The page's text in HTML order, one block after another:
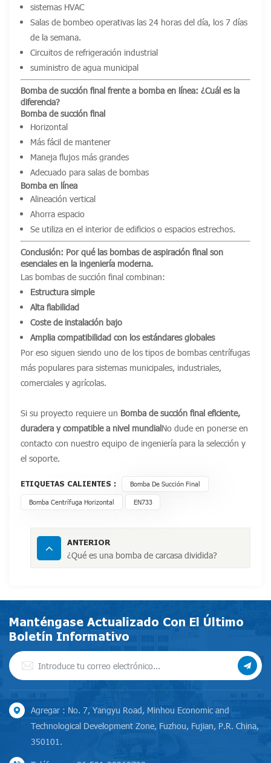
sistemas HVAC
Salas de bombeo operativas las 24 horas del día, los 7 días
de la semana.
Circuitos de refrigeración industrial
suministro de agua municipal
Bomba de succión final frente a bomba en línea: ¿Cuál es la
diferencia?
Bomba de succión final
Horizontal
Más fácil de mantener
Maneja flujos más grandes
Adecuado para salas de bombas
Bomba en línea
Alineación vertical
Ahorra espacio
Se utiliza en el interior de edificios o espacios estrechos.
Conclusión: Por qué las bombas de aspiración final son
esenciales en la ingeniería moderna.
Las bombas de succión final combinan:
Estructura simple
Alta fiabilidad
Coste de instalación bajo
Amplia compatibilidad con los estándares globales
Por eso siguen siendo uno de los tipos de bombas centrífugas
más populares para sistemas municipales, industriales,
comerciales y agrícolas.
Si su proyecto requiere un Bomba de succión final eficiente,
duradera y compatible a nivel mundialNo dude en ponerse en
contacto con nuestro equipo de ingeniería para la selección y
el soporte.
ETIQUETAS CALIENTES : Bomba De Succión Final
Bomba Centrífuga Horizontal EN733
ANTERIOR
¿Qué es una bomba de carcasa dividida?
Manténgase Actualizado Con El Último
Boletín Informativo
Agregar : No. 7, Yangyu Road, Minhou Economic and
Technological Development Zone, Fuzhou, Fujian, P.R. China,
350101.